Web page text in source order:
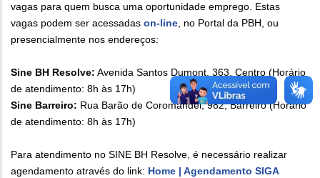
vagas para quem busca uma oportunidade emprego. Estas
vagas podem ser acessadas on-line, no Portal da PBH, ou
presencialmente nos endereços:
Sine BH Resolve: Avenida Santos Dumont, 363, Centro (Horário
de atendimento: 8h às 17h)
Sine Barreiro: Rua Barão de Coromandel, 982, Barreiro (Horário
de atendimento: 8h às 17h)
Para atendimento no SINE BH Resolve, é necessário realizar
agendamento através do link: Home | Agendamento SIGA